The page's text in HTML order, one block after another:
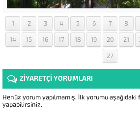
1 2 3 4 5 6 7 8
14 15 16 17 18 19 20 21
27
ZİYARETÇİ YORUMLARI
Henüz yorum yapılmamış. İlk yorumu aşağıdaki
yapabilirsiniz.